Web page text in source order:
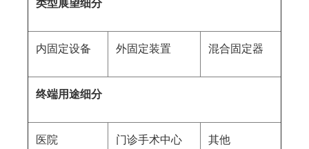
类型展望细分
内固定设备 外固定装置 混合固定器
终端用途细分
医院 门诊手术中心 其他